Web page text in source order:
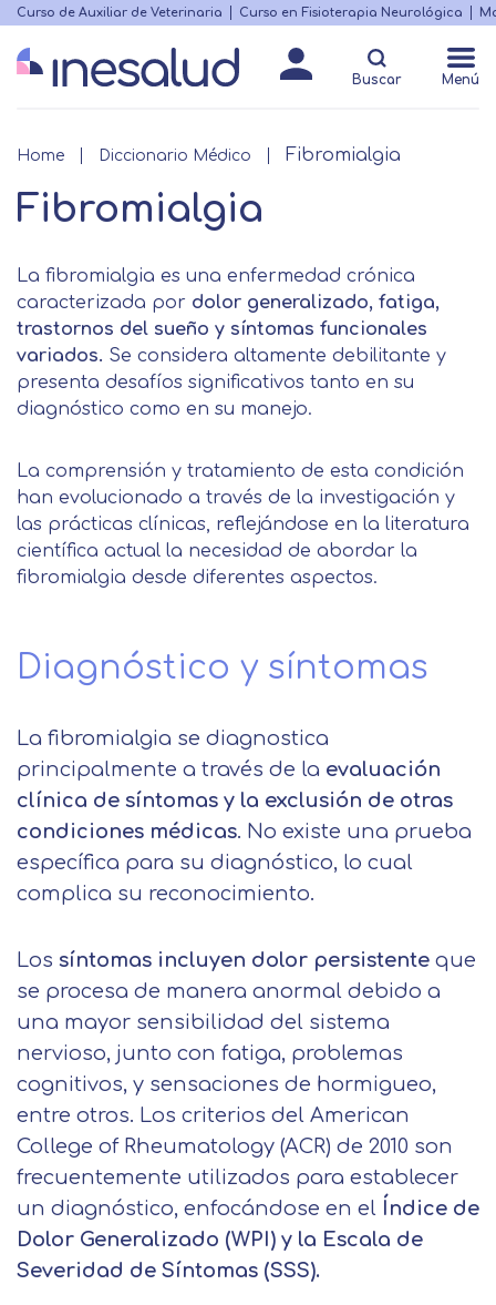
Skip
main
content
Menú
destacado
Curso de Auxiliar de Veterinaria Curso en Fisioterapia Neurológica
Buscar Menú
Breadcrumb
Home Diccionario Médico Fibromialgia
Fibromialgia
La fibromialgia es una enfermedad crónica
caracterizada por dolor generalizado, fatiga,
trastornos del sueño y síntomas funcionales
variados. Se considera altamente debilitante y
presenta desafíos significativos tanto en su
diagnóstico como en su manejo.
La comprensión y tratamiento de esta condición
han evolucionado a través de la investigación y
las prácticas clínicas, reflejándose en la literatura
científica actual la necesidad de abordar la
fibromialgia desde diferentes aspectos.
Diagnóstico y síntomas
La fibromialgia se diagnostica
principalmente a través de la evaluación
clínica de síntomas y la exclusión de otras
condiciones médicas. No existe una prueba
específica para su diagnóstico, lo cual
complica su reconocimiento.
Los síntomas incluyen dolor persistente que
se procesa de manera anormal debido a
una mayor sensibilidad del sistema
nervioso, junto con fatiga, problemas
cognitivos, y sensaciones de hormigueo,
entre otros. Los criterios del American
College of Rheumatology (ACR) de 2010 son
frecuentemente utilizados para establecer
un diagnóstico, enfocándose en el Índice de
Dolor Generalizado (WPI) y la Escala de
Severidad de Síntomas (SSS).
Matricularme